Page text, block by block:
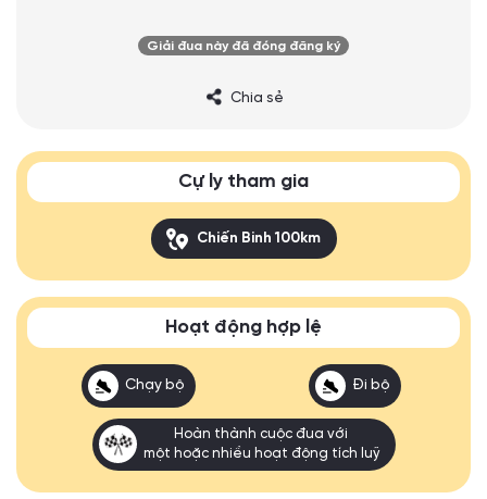
Giải đua này đã đóng đăng ký
Chia sẻ
Cự ly tham gia
Chiến Binh 100km
Hoạt động hợp lệ
Chạy bộ Đi bộ
Hoàn thành cuộc đua với
một hoặc nhiều hoạt động tích luỹ